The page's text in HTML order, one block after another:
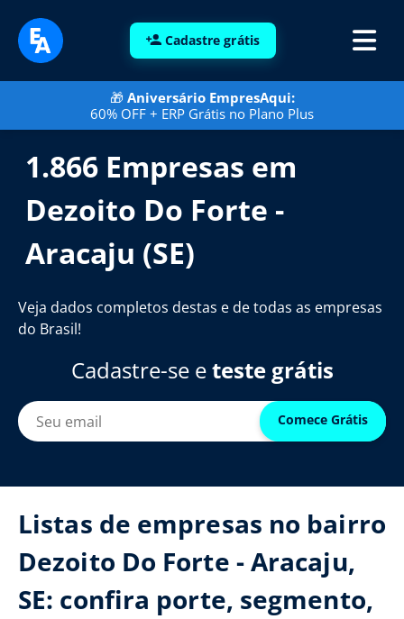
Cadastre grátis
🎁 Aniversário EmpresAqui:
60% OFF + ERP Grátis no Plano Plus
1.866 Empresas em
Dezoito Do Forte -
Aracaju (SE)
Veja dados completos destas e de todas as empresas
do Brasil!
Cadastre-se eteste grátis
Comece Grátis
Listas de empresas no bairro
Dezoito Do Forte - Aracaju,
SE: confira porte, segmento,